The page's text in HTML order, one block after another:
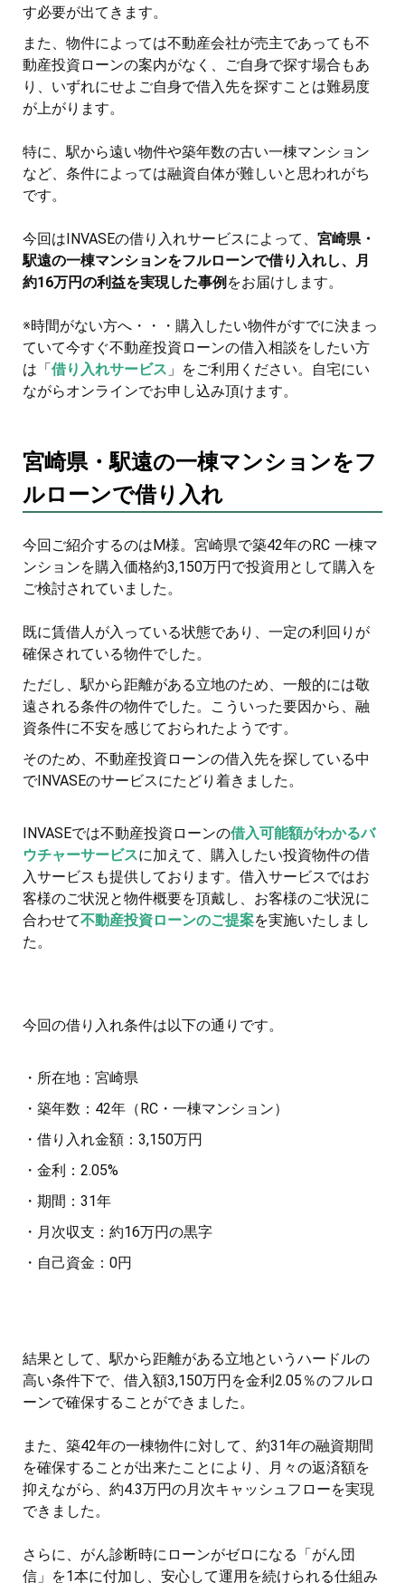
す必要が出てきます。
また、物件によっては不動産会社が売主であっても不
動産投資ローンの案内がなく、ご自身で探す場合もあ
り、いずれにせよご自身で借入先を探すことは難易度
が上がります。
特に、駅から遠い物件や築年数の古い一棟マンション
など、条件によっては融資自体が難しいと思われがち
です。
今回はINVASEの借り入れサービスによって、 宮崎県・
駅遠の一棟マンションをフルローンで借り入れし、月
約16万円の利益を実現した事例 をお届けします。
※時間がない方へ・・・購入したい物件がすでに決まっ
ていて今すぐ不動産投資ローンの借入相談をしたい方
は「借り入れサービス 」をご利用ください。自宅にい
ながらオンラインでお申し込み頂けます。
宮崎県・駅遠の一棟マンションをフ
ルローンで借り入れ
今回ご紹介するのはM様。宮崎県で築42年のRC 一棟マ
ンションを購入価格約3,150万円で投資用として購入を
ご検討されていました。
既に賃借人が入っている状態であり、一定の利回りが
確保されている物件でした。
ただし、駅から距離がある立地のため、一般的には敬
遠される条件の物件でした。こういった要因から、融
資条件に不安を感じておられたようです。
そのため、不動産投資ローンの借入先を探している中
でINVASEのサービスにたどり着きました。
INVASEでは不動産投資ローンの借入可能額がわかるバ
ウチャーサービスに加えて、購入したい投資物件の借
入サービスも提供しております。借入サービスではお
客様のご状況と物件概要を頂戴し、お客様のご状況に
合わせて不動産投資ローンのご提案を実施いたしまし
た。
今回の借り入れ条件は以下の通りです。
・所在地：宮崎県
・築年数：42年（RC・一棟マンション）
・借り入れ金額：3,150万円
・金利：2.05%
・期間：31年
・月次収支：約16万円の黒字
・自己資金：0円
結果として、駅から距離がある立地というハードルの
高い条件下で、借入額3,150万円を金利2.05％のフルロ
ーンで確保することができました。
また、築42年の一棟物件に対して、約31年の融資期間
を確保することが出来たことにより、月々の返済額を
抑えながら、約4.3万円の月次キャッシュフローを実現
できました。
さらに、がん診断時にローンがゼロになる「がん団
信」を1本に付加し、安心して運用を続けられる仕組み